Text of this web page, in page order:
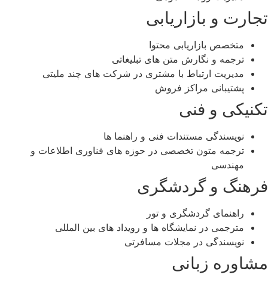
تجارت و بازاریابی
متخصص بازاریابی محتوا
ترجمه و نگارش متن‌ های تبلیغاتی
مدیریت ارتباط با مشتری در شرکت‌ های چند ‌ملیتی
پشتیبانی مراکز فروش
تکنیکی و فنی
نویسندگی مستندات فنی و راهنما ها
ترجمه متون تخصصی در حوزه های فناوری اطلاعات و
مهندسی
فرهنگ و گردشگری
راهنمای گردشگری و تور
مترجمی در نمایشگاه‌ ها و رویداد های بین ‌المللی
نویسندگی در مجلات مسافرتی
مشاوره زبانی